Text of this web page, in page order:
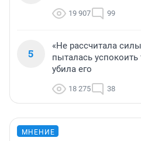
19 907 99
5
«Не рассчитала
пыталась
убила его
18 275 38
МНЕНИЕ